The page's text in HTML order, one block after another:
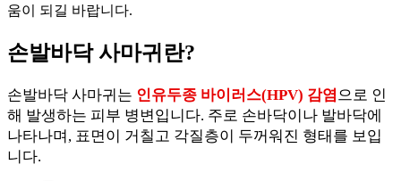
움이 되길 바랍니다.
손발바닥 사마귀란?
손발바닥 사마귀는 인유두종 바이러스(HPV) 감염 으로 인
해 발생하는 피부 병변입니다. 주로 손바닥이나 발바닥에
나타나며, 표면이 거칠고 각질층이 두꺼워진 형태를 보입
니다.